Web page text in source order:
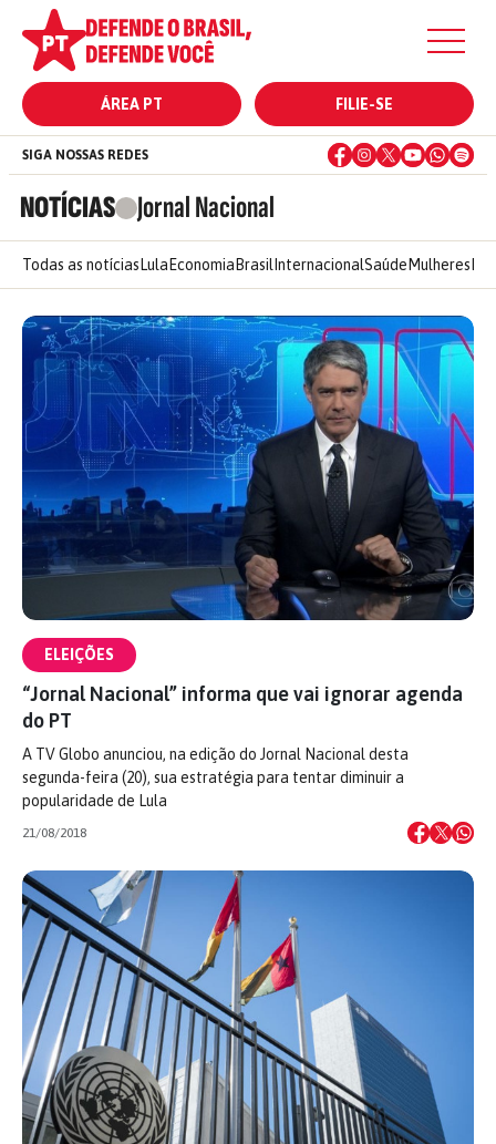
ÁREA PT FILIE-SE
NOTÍCIAS Jornal Nacional
SIGA NOSSAS REDES
Todas as notícias Lula Economia Brasil InternacionalSaúde Mulheres
ELEIÇÕES
“Jornal Nacional” informa que vai ignorar agenda
do PT
A TV Globo anunciou, na edição do Jornal Nacional desta
segunda-feira (20), sua estratégia para tentar diminuir a
popularidade de Lula
21/08/2018